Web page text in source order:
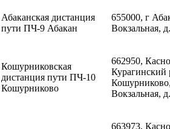
Абаканская дистанция
пути ПЧ-9 Абакан
655000, г
Вокзальная,
Кошурниковская
дистанция пути ПЧ-10
Кошурниково
662950,
Курагинский
Вокзальная,
663973,